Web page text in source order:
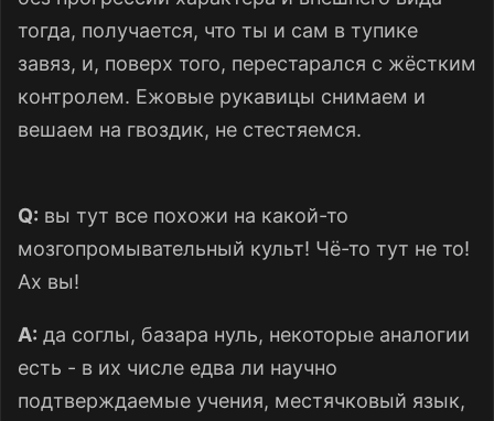
тогда, получается, что ты и сам в тупике
завяз, и, поверх того, перестарался с жёстким
контролем. Ежовые рукавицы снимаем и
вешаем на гвоздик, не стестяемся.
Q: вы тут все похожи на какой-то
мозгопромывательный культ! Чё-то тут не то!
Ах вы!
A: да соглы, базара нуль, некоторые аналогии
есть - в их числе едва ли научно
подтверждаемые учения, местячковый язык,